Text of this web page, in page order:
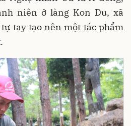
niên ở làng Kon Du, xã
tay tạo nên một tác phẩm